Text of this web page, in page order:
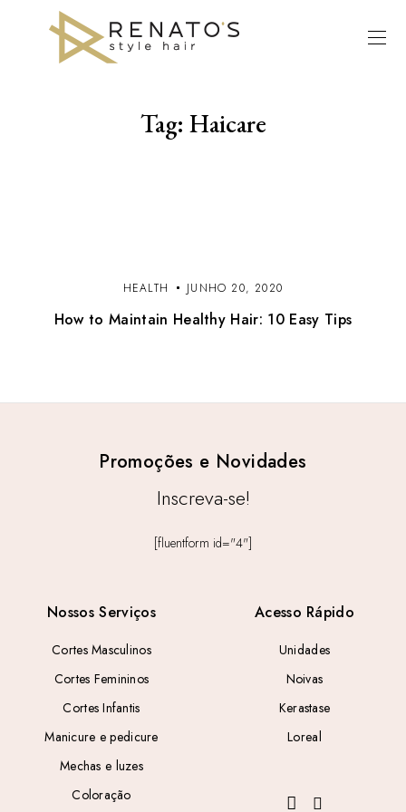
Tag: Haicare
HEALTH JUNHO 20, 2020
How to Maintain Healthy Hair: 10 Easy Tips
Nossos Serviços
Cortes Masculinos
Cortes Femininos
Cortes Infantis
Manicure e pedicure
Mechas e luzes
Coloração
Acesso Rápido
Unidades
Noivas
Kerastase
Loreal
Promoções e Novidades
Inscreva-se!
[fluentform id="4"]